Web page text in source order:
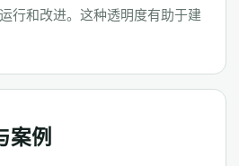
行和改进。这种透明度有助于建
案例